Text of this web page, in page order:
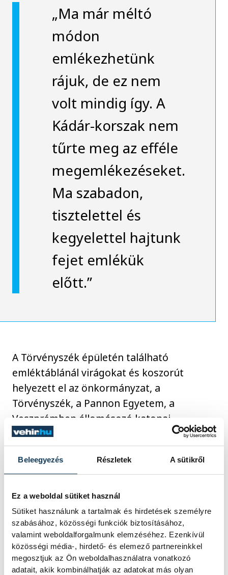
Beleegyezés Részletek A sütikről
Ez a weboldal sütiket használ
Sütiket használunk a tartalmak és hirdetések személyre
szabásához, közösségi funkciók biztosításához,
valamint weboldalforgalmunk elemzéséhez. Ezenkívül
közösségi média-, hirdető- és elemező partnereinkkel
megosztjuk az Ön weboldalhasználatra vonatkozó
adatait, akik kombinálhatják az adatokat más olyan
„Ma már méltó
módon
emlékezhetünk
rájuk, de ez nem
volt mindig így. A
Kádár-korszak nem
tűrte meg az efféle
megemlékezéseket.
Ma szabadon,
tisztelettel és
kegyelettel hajtunk
fejet emlékük
előtt.”
A Törvényszék épületén található
emléktáblánál virágokat és koszorút
helyezett el az önkormányzat, a
Törvényszék, a Pannon Egyetem, a
Veszprémben állomásozó katonai
alakulatok vezetői, a veterán repülősök,
valamint két egykori deportált,Suri
Kálmánés Suri Kálmánné.